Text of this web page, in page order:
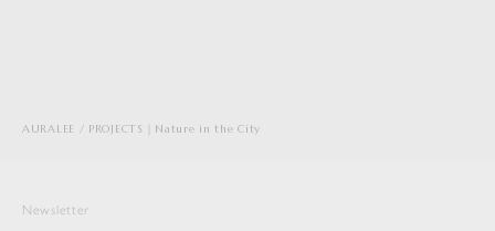
AURALEE PROJECTS｜Nature in the City
Newsletter